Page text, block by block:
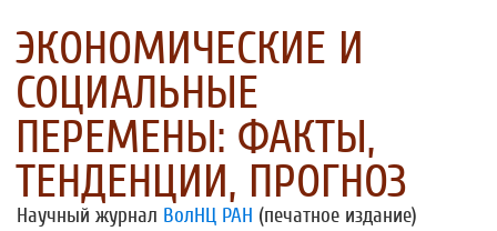
ЭКОНОМИЧЕСКИЕ И
СОЦИАЛЬНЫЕ
ПЕРЕМЕНЫ: ФАКТЫ,
ТЕНДЕНЦИИ, ПРОГНОЗ
Научный журнал ВолНЦ РАН (печатное издание)